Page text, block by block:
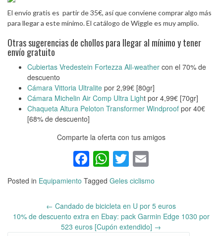
El envío gratis es partir de 35€, así que conviene comprar algo más
para llegar a este mínimo. El catálogo de Wiggle es muy amplio.
Otras sugerencias de chollos para llegar al mínimo y tener
envío gratuito
Cubiertas Vredestein Fortezza All-weather con el 70% de
descuento
Cámara Vittoria Ultralite por 2,99€ [80gr]
Cámara Michelin Air Comp Ultra Light por 4,99€ [70gr]
Chaqueta Altura Peloton Transformer Windproof por 40€
[68% de descuento]
Comparte la oferta con tus amigos
Facebook
WhatsApp
Twitter
Posted in Equipamiento Tagged Geles ciclismo
Post
← Candado de bicicleta en U por 5 euros
10% de descuento extra en Ebay: pack Garmin Edge 1030 por
523 euros [Cupón extendido] →